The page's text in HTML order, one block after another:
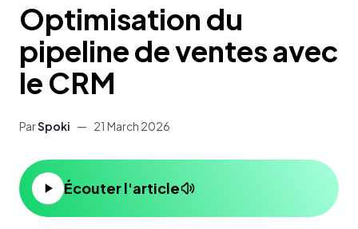
Optimisation du
pipeline de ventes avec
le CRM
ParSpoki — 21 March 2026
Écouter l'article